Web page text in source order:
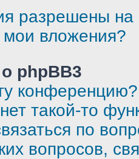
разрешены
мои вложения?
phpBB3
конференцию?
такой-то
по
вопросов,